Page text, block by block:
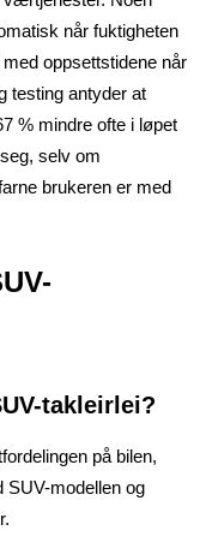
når fuktigheten
oppsettstidene når
testing antyder at
% mindre ofte i løpet
selv om
brukeren er med
takleirlei?
på bilen,
SUV-modellen og